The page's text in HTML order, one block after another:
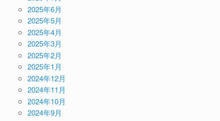
2025年6月
2025年5月
2025年4月
2025年3月
2025年2月
2025年1月
2024年12月
2024年11月
2024年10月
2024年9月